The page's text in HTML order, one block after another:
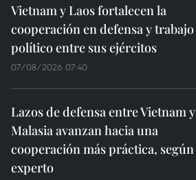
Vietnam y Laos fortalecen la
cooperación en defensa y trabajo
político entre sus ejércitos
07/08/2026 07:40
Lazos de defensa entre Vietnam y
Malasia avanzan hacia una
cooperación más práctica, según
experto